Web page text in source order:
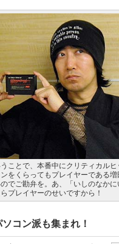
ことで、本番中にクリティカルヒ
をくらってもプレイヤーである増
でご勘弁を。あ、「いしのなかに
プレイヤーのせいですから！
コン派も集まれ！